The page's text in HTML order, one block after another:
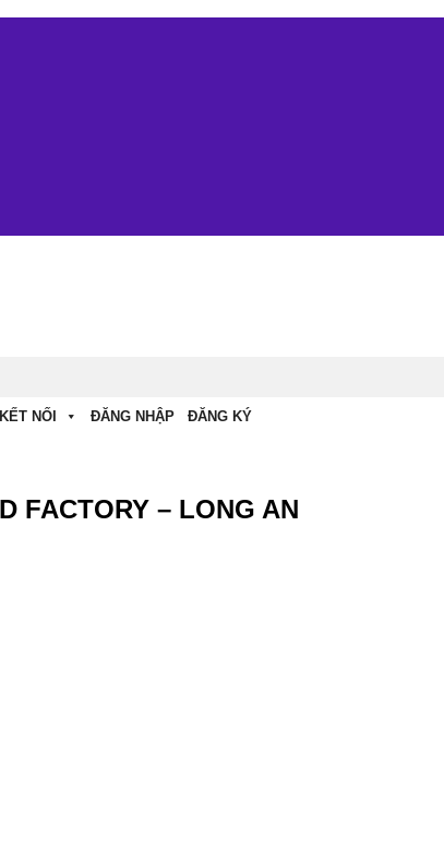
KẾT NỐI ĐĂNG NHẬP ĐĂNG KÝ
FACTORY – LONG AN